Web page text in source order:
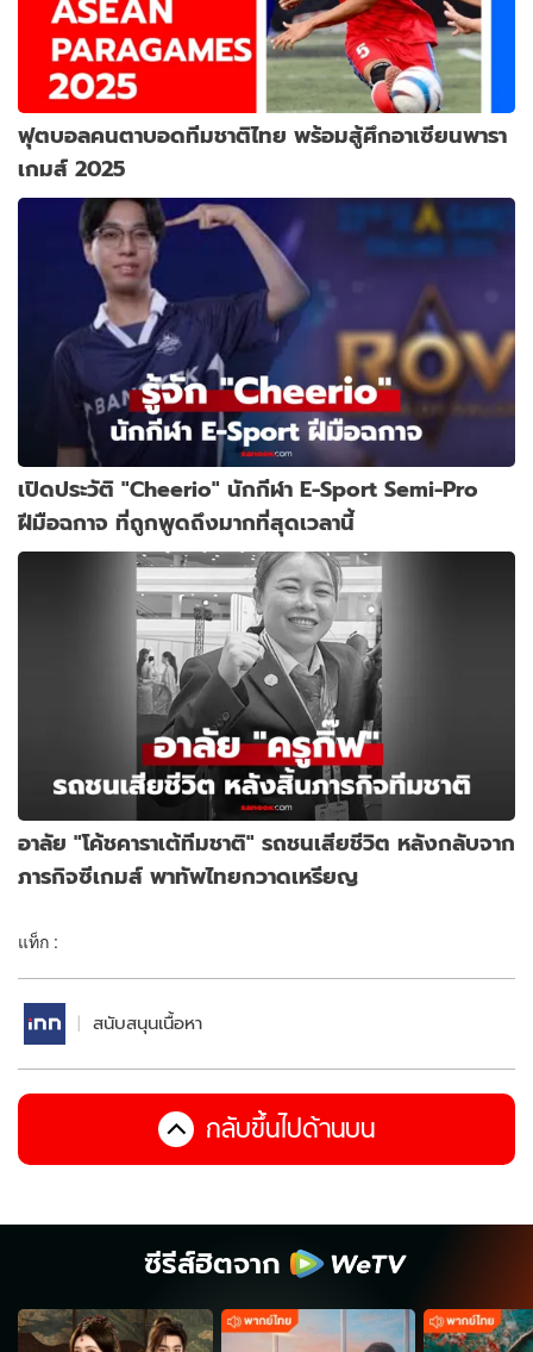
ฟุตบอลคนตาบอดทีมชาติไทย พร้อมสู้ศึกอาเซียนพารา
เกมส์ 2025
เปิดประวัติ "Cheerio" นักกีฬา E-Sport Semi-Pro
ฝีมือฉกาจ ที่ถูกพูดถึงมากที่สุดเวลานี้
อาลัย "โค้ชคาราเต้ทีมชาติ" รถชนเสียชีวิต หลังกลับจาก
ภารกิจซีเกมส์ พาทัพไทยกวาดเหรียญ
แท็ก :
สนับสนุนเนื้อหา
กลับขึ้นไปด้านบน
ซีรีส์ฮิตจาก